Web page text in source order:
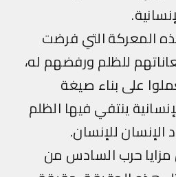
التي فرضت
للظلم ورفضهم له،
على بناء صيغة
ينتفي فيها الظلم
للإنسان.
حرب السادس من